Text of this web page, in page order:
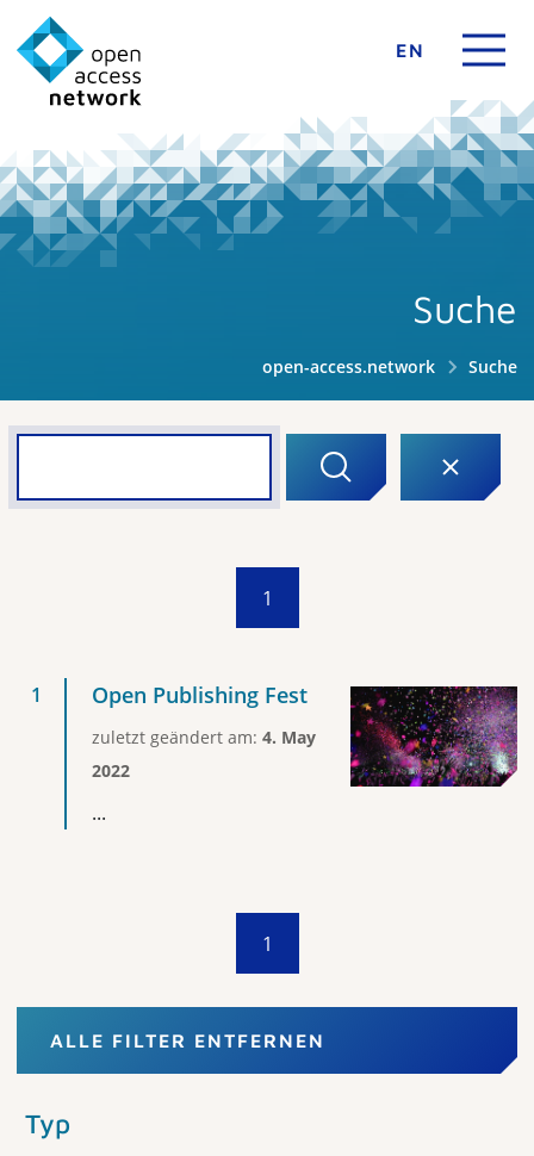
EN
Suche
open-access.network Suche
1
Open Publishing Fest
zuletzt geändert am: 4. May
2022
...
1
ALLE FILTER ENTFERNEN
Typ